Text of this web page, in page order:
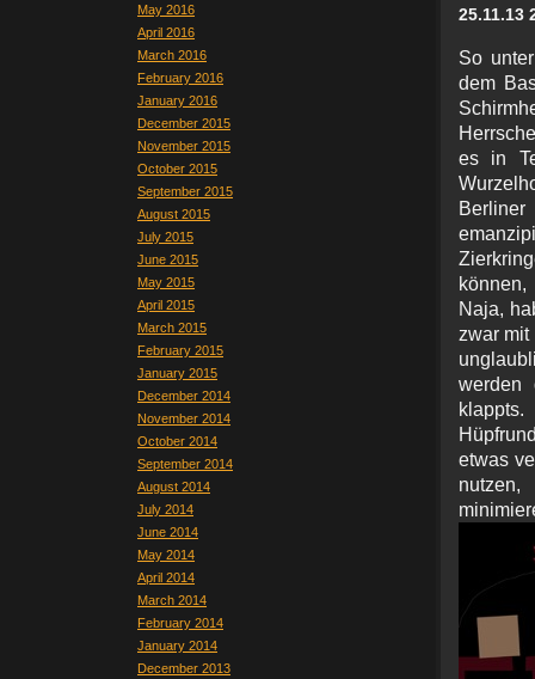
May 2016
April 2016
March 2016
February 2016
January 2016
December 2015
November 2015
October 2015
September 2015
August 2015
July 2015
June 2015
May 2015
April 2015
March 2015
February 2015
January 2015
December 2014
November 2014
October 2014
September 2014
August 2014
July 2014
June 2014
May 2014
April 2014
March 2014
February 2014
January 2014
December 2013
25.11.13
So
dem
es in
Naja,
zwar
werden
etwas